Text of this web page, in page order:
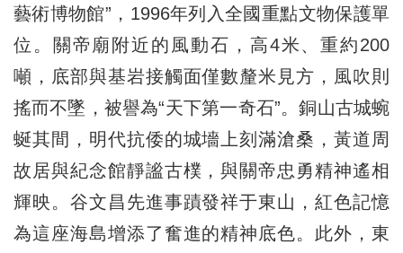
藝術博物館”，1996年列入全國重點文物保護單
位。關帝廟附近的風動石，高4米、重約200
噸，底部與基岩接觸面僅數釐米見方，風吹則
搖而不墜，被譽為“天下第一奇石”。銅山古城蜿
蜒其間，明代抗倭的城墻上刻滿滄桑，黃道周
故居與紀念館靜謐古樸，與關帝忠勇精神遙相
輝映。谷文昌先進事蹟發祥于東山，紅色記憶
為這座海島增添了奮進的精神底色。此外，東